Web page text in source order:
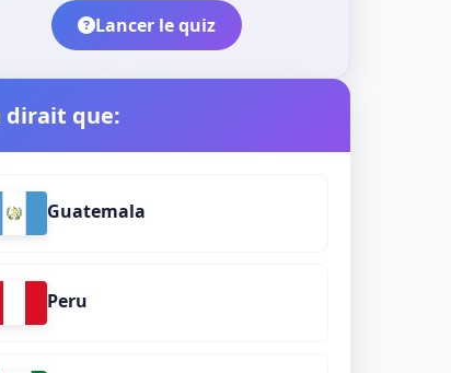
Lancer le quiz
dirait que:
Guatemala
Peru